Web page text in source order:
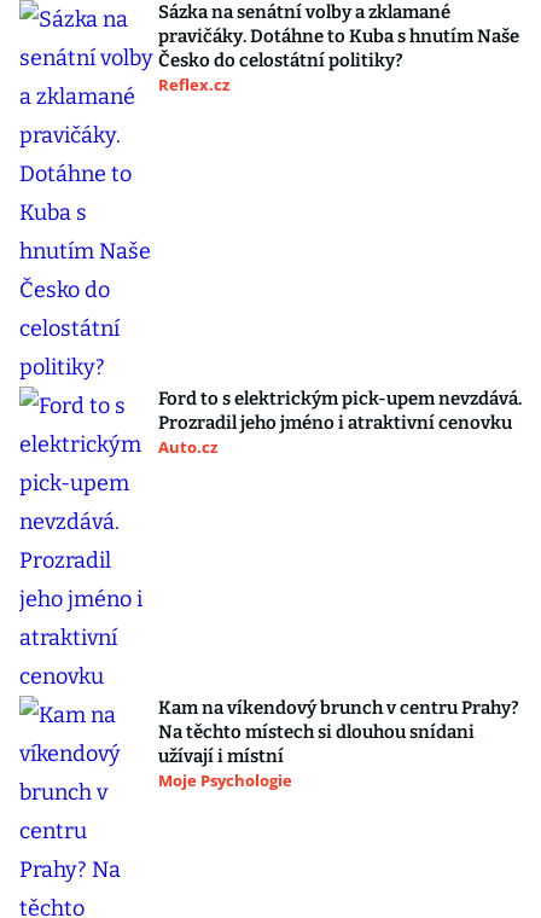
Sázka na senátní volby a zklamané
pravičáky. Dotáhne to Kuba s hnutím Naše
Česko do celostátní politiky?
Reflex.cz
Ford to s elektrickým pick-upem nevzdává.
Prozradil jeho jméno i atraktivní cenovku
Auto.cz
Kam na víkendový brunch v centru Prahy?
Na těchto místech si dlouhou snídani
užívají i místní
Moje Psychologie